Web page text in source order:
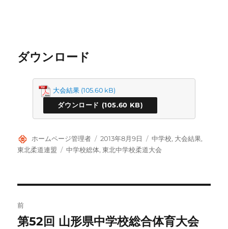
ダウンロード
大会結果
ダウンロード
投
稿
ホームページ管理者
投
稿
2013年8月9日
カ
テ
中学校, 大会結果,
東北柔道連盟
タ
中学校総体,東北中学校柔道大会
稿
前
前
第52回 山形県中学校総合体育大会